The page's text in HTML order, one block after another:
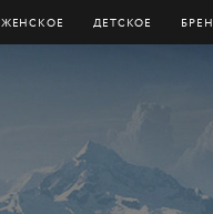
ЖЕНСКОЕ ДЕТСКОЕ